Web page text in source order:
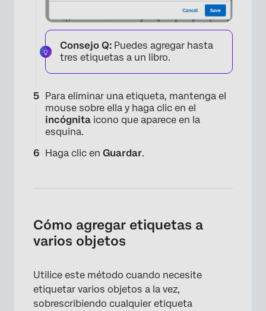
×
Consejo Q: Puedes agregar hasta
tres etiquetas a un libro.
Para eliminar una etiqueta, mantenga el
mouse sobre ella y haga clic en el
incógnita icono que aparece en la
esquina.
Haga clic en Guardar.
Cómo agregar etiquetas a
varios objetos
Utilice este método cuando necesite
etiquetar varios objetos a la vez,
sobrescribiendo cualquier etiqueta